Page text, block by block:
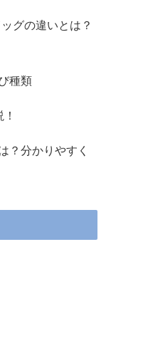
グの違いとは？
種類
？分かりやすく